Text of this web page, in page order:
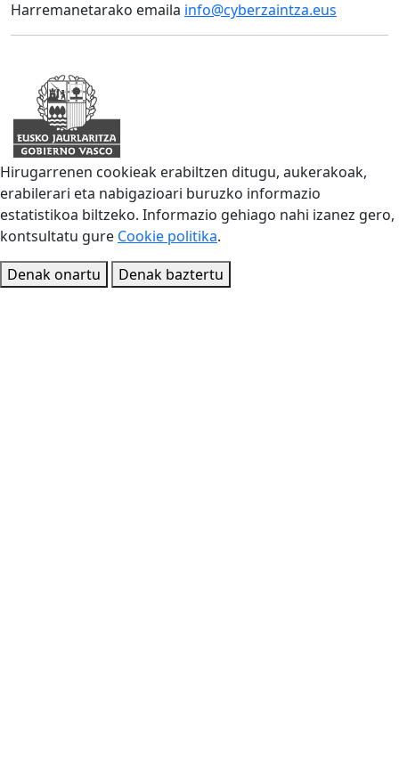
Harremanetarako emaila info@cyberzaintza.eus
Hirugarrenen cookieak erabiltzen ditugu, aukerakoak,
erabilerari eta nabigazioari buruzko informazio
estatistikoa biltzeko. Informazio gehiago nahi izanez gero,
kontsultatu gure Cookie politika.
Denak onartu
Denak baztertu